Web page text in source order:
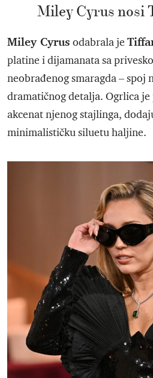
Miley Cyrus nosi
Miley Cyrus odabrala je
platine i dijamanata sa
neobrađenog smaragda – spoj
dramatičnog detalja. Ogrlica
akcenat njenog stajlinga,
minimalističku siluetu haljine.